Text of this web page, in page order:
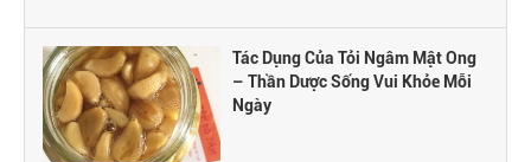
Tác Dụng Của Tỏi Ngâm Mật Ong
– Thần Dược Sống Vui Khỏe Mỗi
Ngày